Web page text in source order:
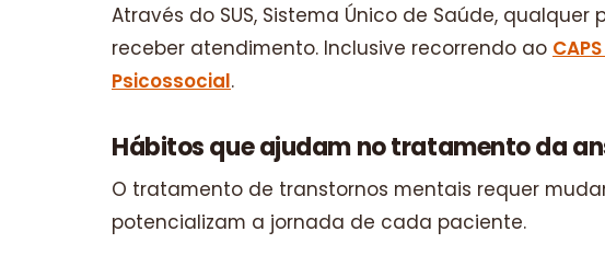
Através do SUS, Sistema Único de Saúde,
receber atendimento. Inclusive recorrendo ao
Psicossocial.
Hábitos que ajudam no tratamento da
O tratamento de transtornos mentais requer
potencializam a jornada de cada paciente.